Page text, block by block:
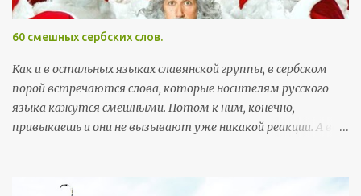
60 смешных сербских слов.
Как и в остальных языках славянской группы, в сербском
порой встречаются слова, которые носителям русского
языка кажутся смешными. Потом к ним, конечно,
привыкаешь и они не вызывают уже никакой реакции. А вот
примеры, которые можно встретить в повседневной